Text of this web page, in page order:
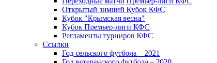
Открытый зимний Кубок КФС
Кубок "Крымская весна"
Кубок Премьер-лиги КФС
Регламенты турниров КФС
Ссылки
Год сельского футбола – 2021